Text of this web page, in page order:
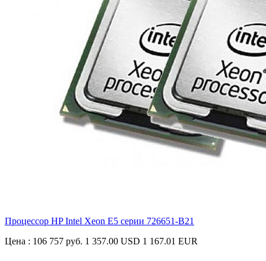
Процессор HP Intel Xeon E5 серии 726651-B21
Цена : 106 757 руб. 1 357.00 USD 1 167.01 EUR